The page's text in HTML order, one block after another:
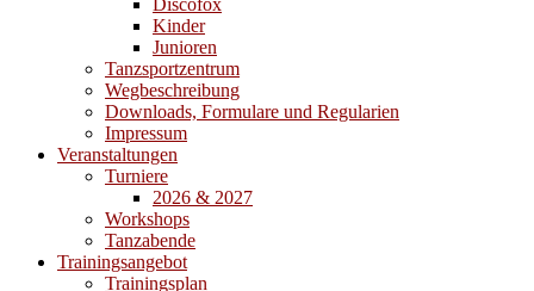
Discofox
Kinder
Junioren
Tanzsportzentrum
Wegbeschreibung
Downloads, Formulare und Regularien
Impressum
Veranstaltungen
Turniere
2026 & 2027
Workshops
Tanzabende
Trainingsangebot
Trainingsplan